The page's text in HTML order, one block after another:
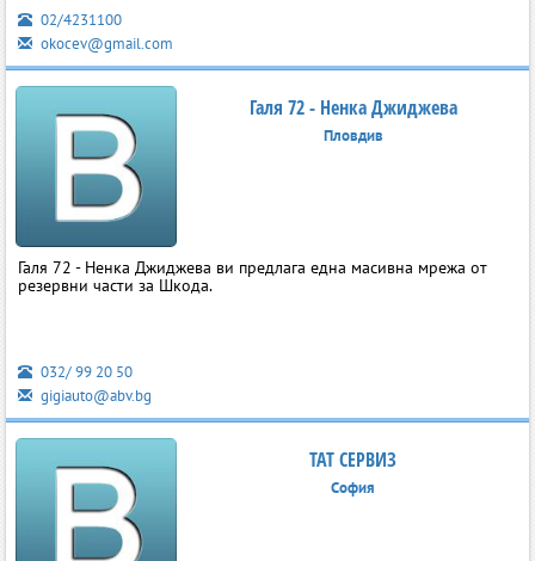
02/4231100
okocev@gmail.com
Галя 72 - Ненка Джиджева
Пловдив
Галя 72 - Ненка Джиджева ви предлага една масивна мрежа от
резервни части за Шкода.
032/ 99 20 50
gigiauto@abv.bg
ТАТ СЕРВИЗ
София